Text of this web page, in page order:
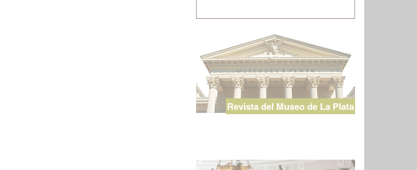
Revista del Museo de La Plata